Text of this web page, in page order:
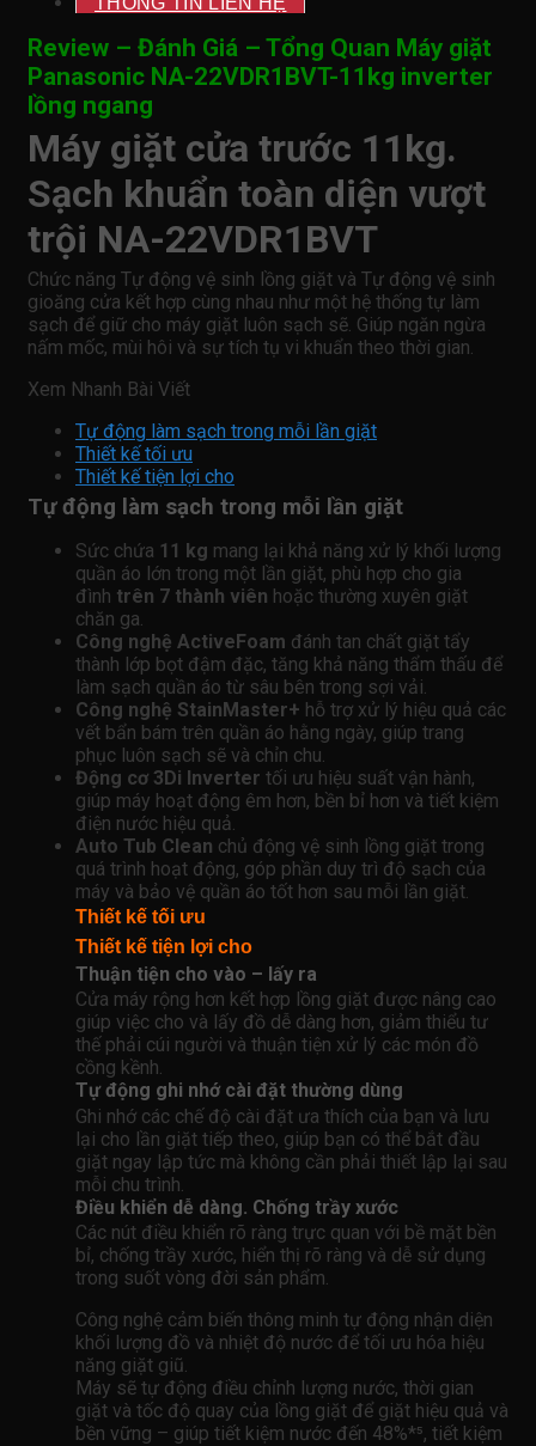
Review – Đánh Giá – Tổng Quan Máy giặt
Panasonic NA-22VDR1BVT-11kg inverter
lồng ngang
Máy giặt cửa trước 11kg.
Sạch khuẩn toàn diện vượt
trội NA-22VDR1BVT
Chức năng Tự động vệ sinh lồng giặt và Tự động vệ sinh
gioăng cửa kết hợp cùng nhau như một hệ thống tự làm
sạch để giữ cho máy giặt luôn sạch sẽ. Giúp ngăn ngừa
nấm mốc, mùi hôi và sự tích tụ vi khuẩn theo thời gian.
Xem Nhanh Bài Viết
Tự động làm sạch trong mỗi lần giặt
Thiết kế tối ưu
Thiết kế tiện lợi cho
Tự động làm sạch trong mỗi lần giặt
Sức chứa 11 kg mang lại khả năng xử lý khối lượng
quần áo lớn trong một lần giặt, phù hợp cho gia
đình trên 7 thành viên hoặc thường xuyên giặt
chăn ga.
Công nghệ ActiveFoam đánh tan chất giặt tẩy
thành lớp bọt đậm đặc, tăng khả năng thẩm thấu để
làm sạch quần áo từ sâu bên trong sợi vải.
Công nghệ StainMaster+ hỗ trợ xử lý hiệu quả các
vết bẩn bám trên quần áo hằng ngày, giúp trang
phục luôn sạch sẽ và chỉn chu.
Động cơ 3Di Inverter tối ưu hiệu suất vận hành,
giúp máy hoạt động êm hơn, bền bỉ hơn và tiết kiệm
điện nước hiệu quả.
Auto Tub Clean chủ động vệ sinh lồng giặt trong
quá trình hoạt động, góp phần duy trì độ sạch của
máy và bảo vệ quần áo tốt hơn sau mỗi lần giặt.
Thiết kế tối ưu
Thiết kế tiện lợi cho
Thuận tiện cho vào – lấy ra
Cửa máy rộng hơn kết hợp lồng giặt được nâng cao
giúp việc cho và lấy đồ dễ dàng hơn, giảm thiểu tư
thế phải cúi người và thuận tiện xử lý các món đồ
cồng kềnh.
Tự động ghi nhớ cài đặt thường dùng
Ghi nhớ các chế độ cài đặt ưa thích của bạn và lưu
lại cho lần giặt tiếp theo, giúp bạn có thể bắt đầu
giặt ngay lập tức mà không cần phải thiết lập lại sau
mỗi chu trình.
Điều khiển dễ dàng. Chống trầy xước
Các nút điều khiển rõ ràng trực quan với bề mặt bền
bỉ, chống trầy xước, hiển thị rõ ràng và dễ sử dụng
trong suốt vòng đời sản phẩm.
Công nghệ cảm biến thông minh tự động nhận diện
khối lượng đồ và nhiệt độ nước để tối ưu hóa hiệu
năng giặt giũ.
Máy sẽ tự động điều chỉnh lượng nước, thời gian
giặt và tốc độ quay của lồng giặt để giặt hiệu quả và
bền vững – giúp tiết kiệm nước đến 48%*⁵, tiết kiệm